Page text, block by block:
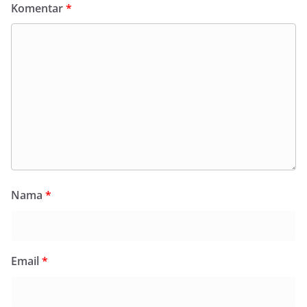
Komentar*
Nama *
Email*